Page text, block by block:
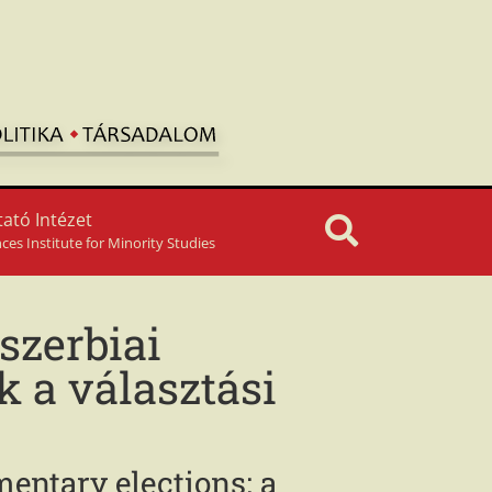
Intézet
Institute for Minority Studies
a választási
elections: a